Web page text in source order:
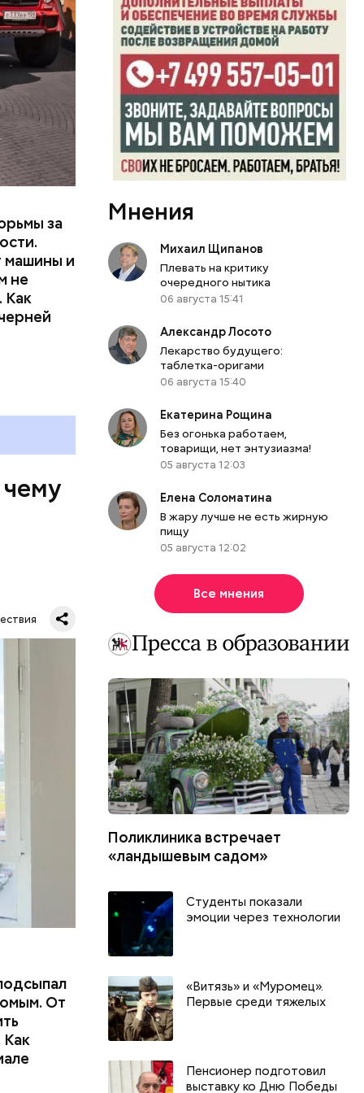
за
машины и
не
Как
От
в
сын
Мнения
Михаил Щипанов
Плевать на критику
очередного нытика
06 августа 15:41
Александр Лосото
Лекарство будущего:
таблетка-оригами
06 августа 15:40
Екатерина Рощина
Без огонька работаем,
товарищи, нет энтузиазма!
05 августа 12:03
Елена Соломатина
В жару лучше не есть жирную
пищу
05 августа 12:02
Все мнения
Поликлиника встречает
«ландышевым садом»
Студенты показали
эмоции через технологии
«Витязь» и «Муромец».
Первые среди тяжелых
Пенсионер подготовил
выставку ко Дню Победы